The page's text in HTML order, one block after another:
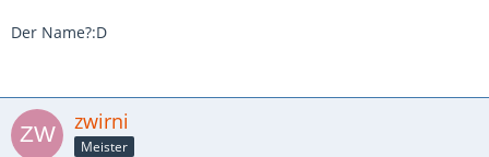
Der Name?:D
zwirni
Meister